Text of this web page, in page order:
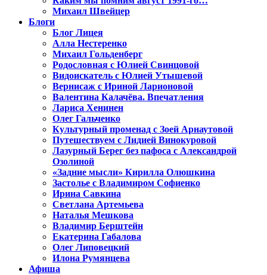
Михаил Швейцер
Блоги
Блог Лицея
Алла Нестеренко
Михаил Гольденберг
Родословная с Юлией Свинцовой
Видоискатель с Юлией Утышевой
Вернисаж с Ириной Ларионовой
Валентина Калачёва. Впечатления
Лариса Хенинен
Олег Гальченко
Культурный променад с Зоей Арнаутовой
Путешествуем с Лидией Винокуровой
Лазурный Берег без пафоса с Александрой
Озолиной
«Задние мысли» Кирилла Олюшкина
Застолье с Владимиром Софиенко
Ирина Савкина
Светлана Артемьева
Наталья Мешкова
Владимир Берштейн
Екатерина Габалова
Олег Липовецкий
Илона Румянцева
Афиша